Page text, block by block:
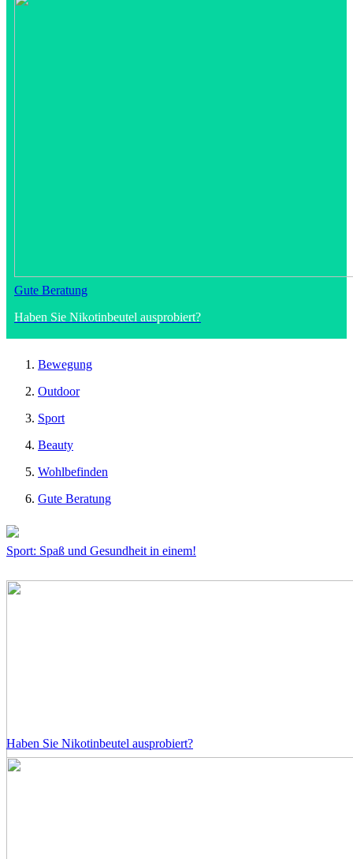
Gute Beratung
Haben Sie Nikotinbeutel ausprobiert?
Bewegung
Outdoor
Sport
Beauty
Wohlbefinden
Gute Beratung
Sport: Spaß und Gesundheit in einem!
Haben Sie Nikotinbeutel ausprobiert?